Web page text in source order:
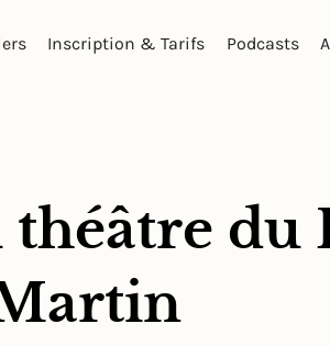
Inscription & Tarifs Podcasts
du